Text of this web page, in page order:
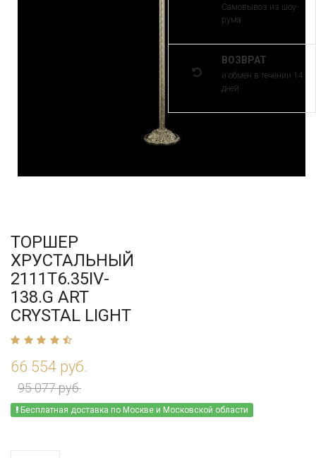
ТОРШЕР
ХРУСТАЛЬНЫЙ
2111T6.35IV-
138.G ART
CRYSTAL LIGHT
66 554 руб.
95 077 руб.
Бесплатная доставка по Москве и Московской области
Самовывоз из шоу-
рума
ВОЗВРАТ
и обмен в течении 14
дней